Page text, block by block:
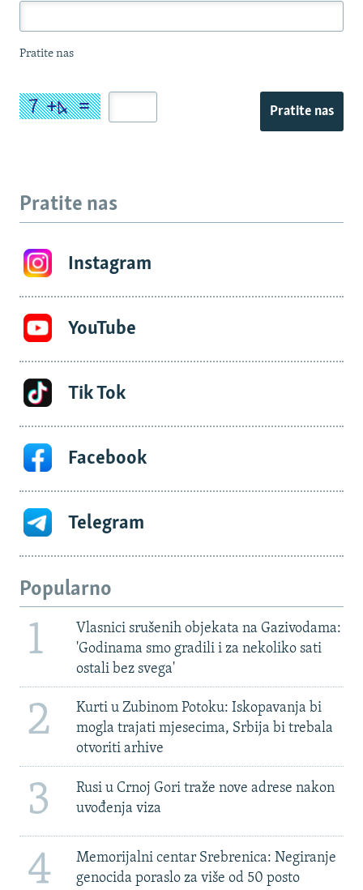
Pratite nas
Pratite nas
Pratite nas
Instagram
YouTube
Tik Tok
Facebook
Telegram
Popularno
1
Vlasnici srušenih objekata na Gazivodama:
'Godinama smo gradili i za nekoliko sati
ostali bez svega'
2
Kurti u Zubinom Potoku: Iskopavanja bi
mogla trajati mjesecima, Srbija bi trebala
otvoriti arhive
3
Rusi u Crnoj Gori traže nove adrese nakon
uvođenja viza
4
Memorijalni centar Srebrenica: Negiranje
genocida poraslo za više od 50 posto